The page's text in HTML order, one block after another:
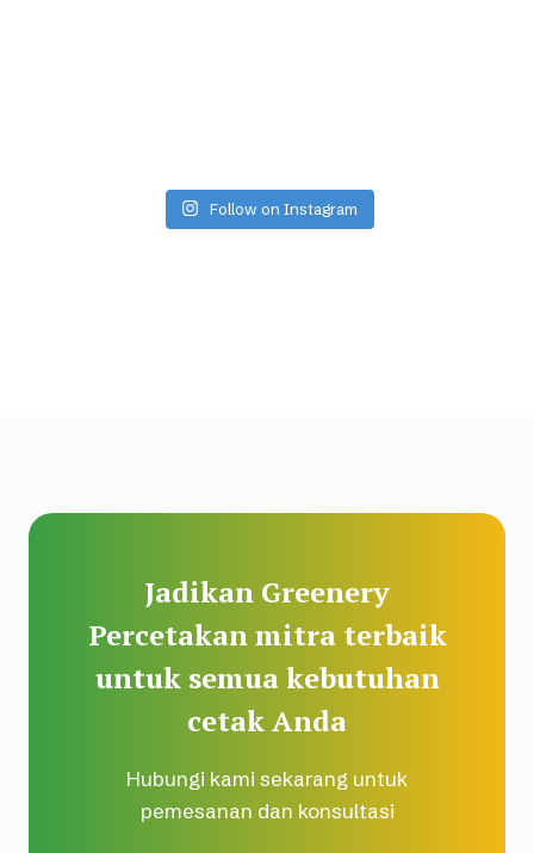
Follow on Instagram
Jadikan Greenery
Percetakan mitra terbaik
untuk semua kebutuhan
cetak Anda
Hubungi kami sekarang untuk
pemesanan dan konsultasi